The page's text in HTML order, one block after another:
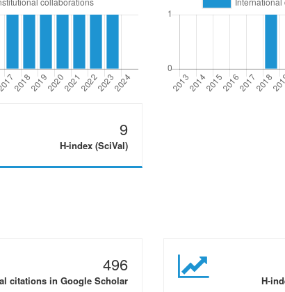
9
H-index (SciVal)
496
citations in Google Scholar H-